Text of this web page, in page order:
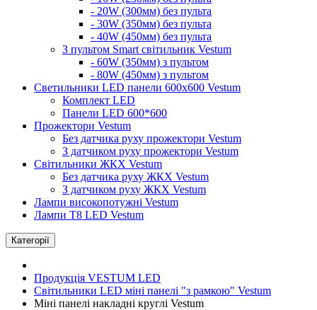
- 20W (300мм) без пульта
- 30W (350мм) без пульта
- 40W (450мм) без пульта
З пультом Smart світильник Vestum
- 60W (350мм) з пультом
- 80W (450мм) з пультом
Светильники LED панели 600х600 Vestum
Комплект LED
Панели LED 600*600
Прожектори Vestum
Без датчика руху прожектори Vestum
З датчиком руху прожектори Vestum
Світильники ЖКХ Vestum
Без датчика руху ЖКХ Vestum
З датчиком руху ЖКХ Vestum
Лампи високопотужні Vestum
Лампи Т8 LED Vestum
Категорії
Продукція VESTUM LED
Світильники LED міні панелі "з рамкою" Vestum
Міні панелі накладні круглі Vestum